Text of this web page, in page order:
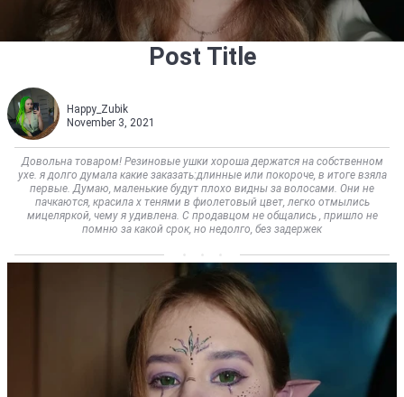
Post Title
Happy_Zubik
November 3, 2021
Довольна товаром! Резиновые ушки хороша держатся на собственном
ухе. я долго думала какие заказать:длинные или покороче, в итоге взяла
первые. Думаю, маленькие будут плохо видны за волосами. Они не
пачкаются, красила х тенями в фиолетовый цвет, легко отмылись
мицеляркой, чему я удивлена. С продавцом не общались , пришло не
помню за какой срок, но недолго, без задержек    